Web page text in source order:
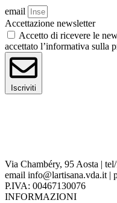
email
Accettazione newsletter
Accetto di ricevere le
accettato l’informativa sulla
Iscriviti
Via Chambéry, 95 Aosta |
email info@lartisana.vda.it |
P.IVA: 00467130076
INFORMAZIONI